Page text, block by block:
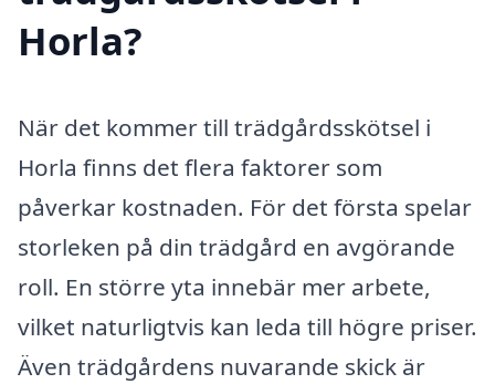
Horla?
När det kommer till trädgårdsskötsel i
Horla finns det flera faktorer som
påverkar kostnaden. För det första spelar
storleken på din trädgård en avgörande
roll. En större yta innebär mer arbete,
vilket naturligtvis kan leda till högre priser.
Även trädgårdens nuvarande skick är